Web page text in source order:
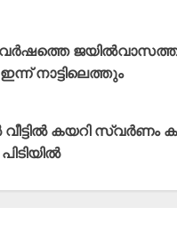
നാട്ടിലെത്തും
കയറി സ്വർണം